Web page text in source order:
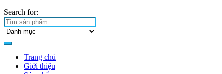
Search for:
Trang chủ
Giới thiệu